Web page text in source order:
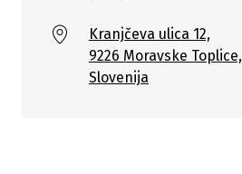
Kranjčeva ulica 12,
9226 Moravske Toplice,
Slovenija